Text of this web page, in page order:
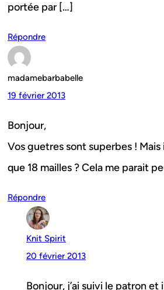
portée par […]
Répondre
madamebarbabelle
19 février 2013
Bonjour,
Vos guetres sont superbes !
que 18 mailles ? Cela me parait
Répondre
Knit Spirit
20 février 2013
Bonjour, j’ai suivi le patron et